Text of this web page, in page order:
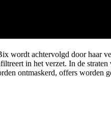
wordt achtervolgd door haar
in het verzet. In de straten
ontmaskerd, offers worden